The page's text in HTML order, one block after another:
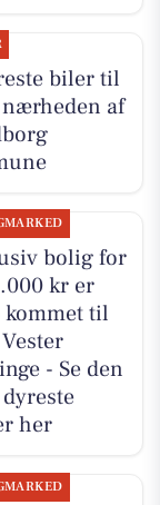
biler til
af
bolig for
kr er
kommet til
- Se den
her